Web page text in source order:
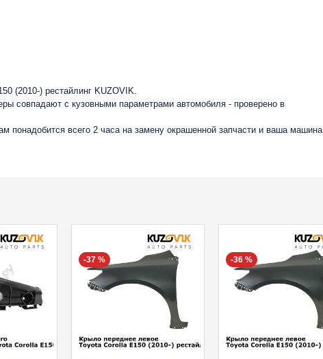
(2010-) рестайлинг KUZOVIK.
совпадают с кузовными параметрами автомобиля - проверено в
понадобится всего 2 часа на замену окрашенной запчасти и ваша машина
-37 % -36 %